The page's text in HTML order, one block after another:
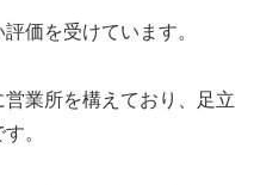
価を受けています。
業所を構えており、足立
。